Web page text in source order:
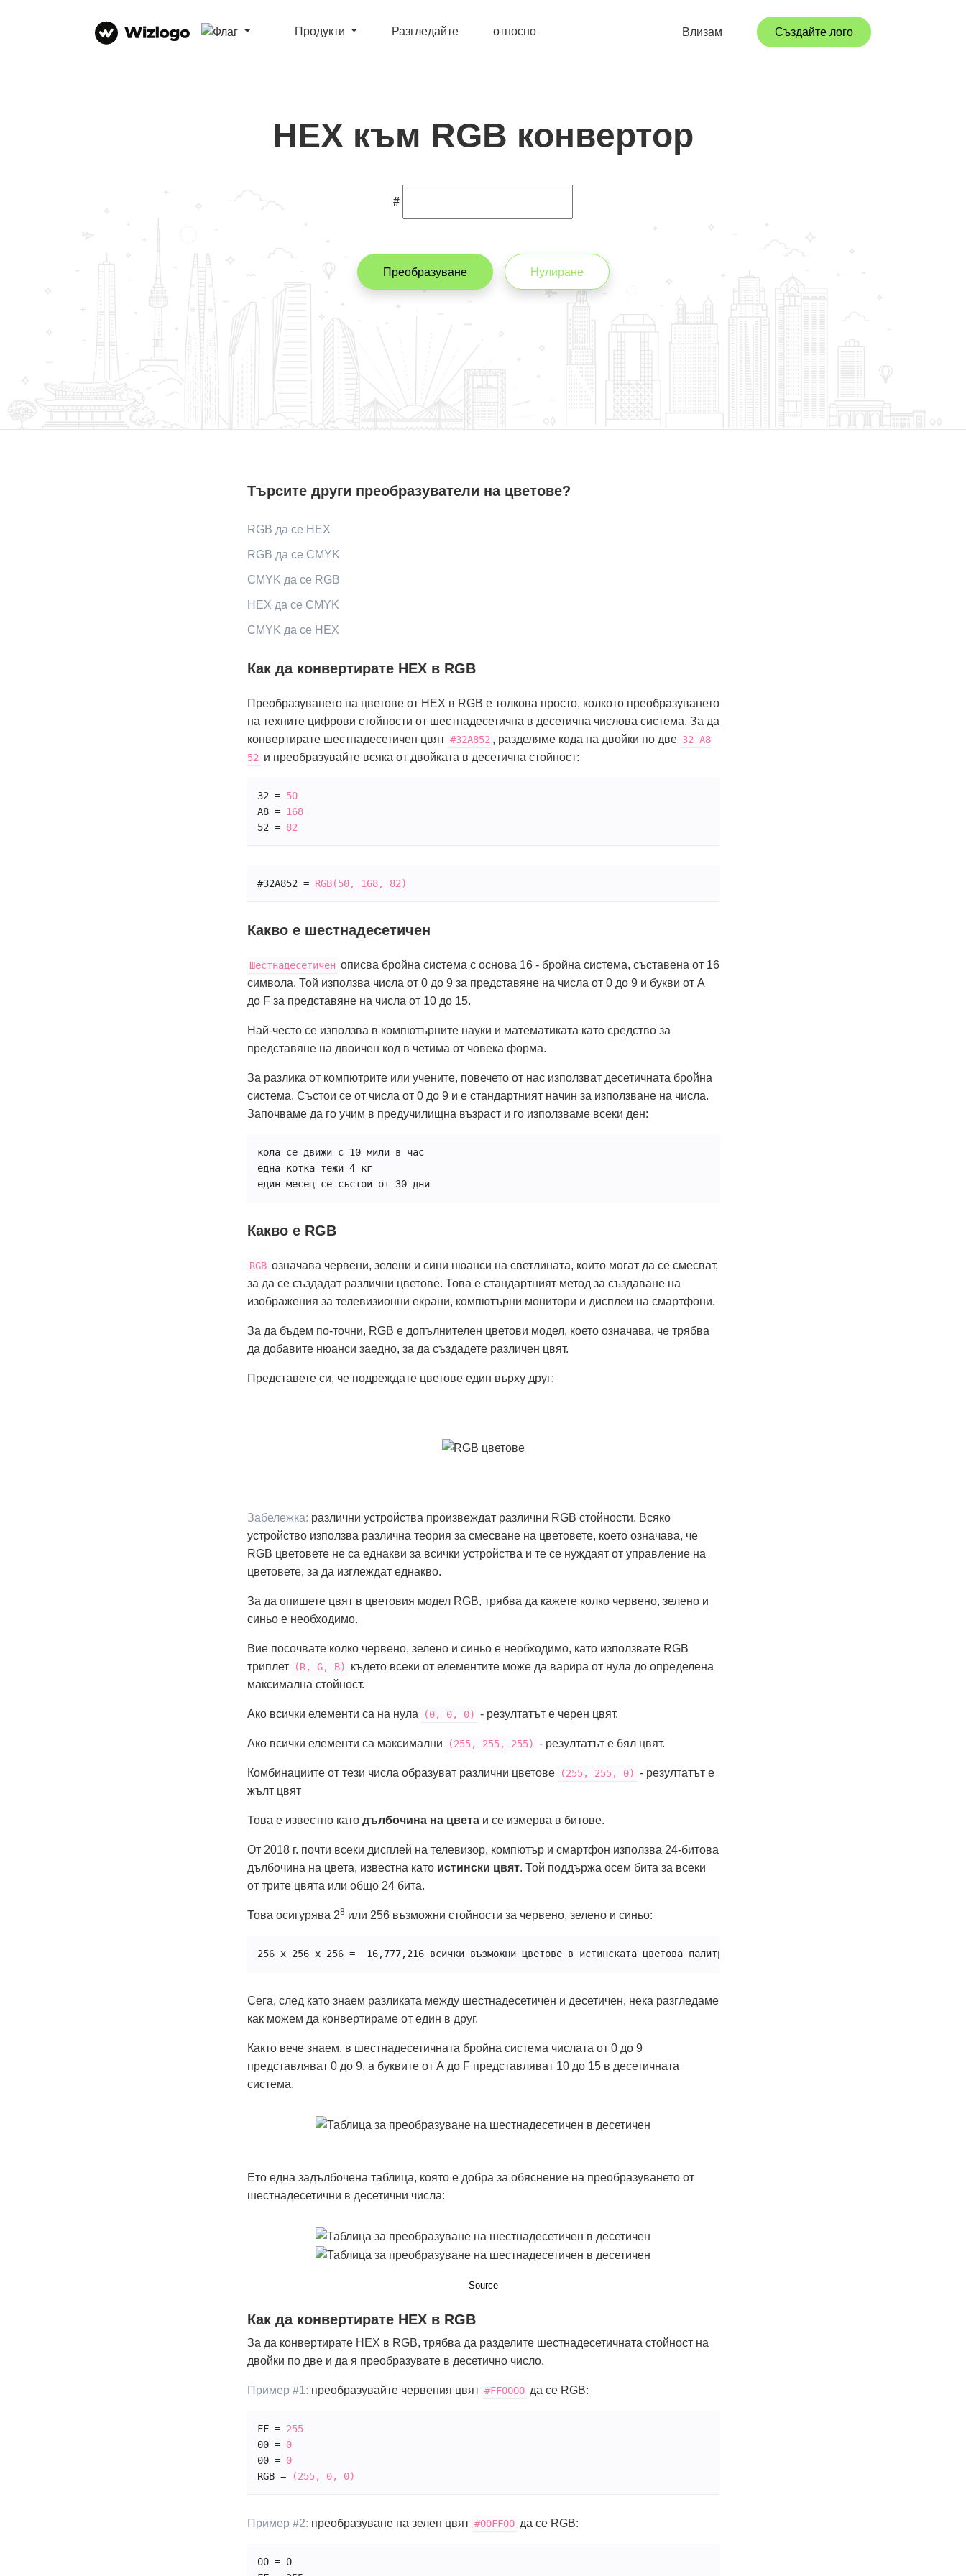
Продукти Разгледайте относно Влизам Създайте лого
HEX към RGB конвертор
#
Преобразуване Нулиране
Търсите други преобразуватели на цветове?
RGB да се HEX
RGB да се CMYK
CMYK да се RGB
HEX да се CMYK
CMYK да се HEX
Как да конвертирате HEX в RGB
Преобразуването на цветове от HEX в RGB е толкова просто, колкото преобразуването
на техните цифрови стойности от шестнадесетична в десетична числова система. За да
конвертирате шестнадесетичен цвят #32A852 , разделяме кода на двойки по две 32 A8
52 и преобразувайте всяка от двойката в десетична стойност:
32 = 50
A8 = 168
52 = 82
#32A852 = RGB(50, 168, 82)
Какво е шестнадесетичен
Шестнадесетичен описва бройна система с основа 16 - бройна система, съставена от 16
символа. Той използва числа от 0 до 9 за представяне на числа от 0 до 9 и букви от A
до F за представяне на числа от 10 до 15.
Най-често се използва в компютърните науки и математиката като средство за
представяне на двоичен код в четима от човека форма.
За разлика от компютрите или учените, повечето от нас използват десетичната бройна
система. Състои се от числа от 0 до 9 и е стандартният начин за използване на числа.
Започваме да го учим в предучилищна възраст и го използваме всеки ден:
кола се движи с 10 мили в час
една котка тежи 4 кг
един месец се състои от 30 дни
Какво е RGB
RGB означава червени, зелени и сини нюанси на светлината, които могат да се смесват,
за да се създадат различни цветове. Това е стандартният метод за създаване на
изображения за телевизионни екрани, компютърни монитори и дисплеи на смартфони.
За да бъдем по-точни, RGB е допълнителен цветови модел, което означава, че трябва
да добавите нюанси заедно, за да създадете различен цвят.
Представете си, че подреждате цветове един върху друг:
Забележка: различни устройства произвеждат различни RGB стойности. Всяко
устройство използва различна теория за смесване на цветовете, което означава, че
RGB цветовете не са еднакви за всички устройства и те се нуждаят от управление на
цветовете, за да изглеждат еднакво.
За да опишете цвят в цветовия модел RGB, трябва да кажете колко червено, зелено и
синьо е необходимо.
Вие посочвате колко червено, зелено и синьо е необходимо, като използвате RGB
триплет
(R, G, B)
където всеки от елементите може да варира от нула до определена
максимална стойност.
Ако всички елементи са на нула (0, 0, 0) - резултатът е черен цвят.
Ако всички елементи са максимални (255, 255, 255) - резултатът е бял цвят.
Комбинациите от тези числа образуват различни цветове (255, 255, 0) - резултатът е
жълт цвят
Това е известно като дълбочина на цветаи се измерва в битове.
От 2018 г. почти всеки дисплей на телевизор, компютър и смартфон използва 24-битова
дълбочина на цвета, известна като истински цвят. Той поддържа осем бита за всеки
от трите цвята или общо 24 бита.
Това осигурява 28или 256 възможни стойности за червено, зелено и синьо:
256 x 256 x 256 =  16,777,216 всички възможни цветове в истинската цветова палитра
Сега, след като знаем разликата между шестнадесетичен и десетичен, нека разгледаме
как можем да конвертираме от един в друг.
Както вече знаем, в шестнадесетичната бройна система числата от 0 до 9
представляват 0 до 9, а буквите от А до F представляват 10 до 15 в десетичната
система.
Ето една задълбочена таблица, която е добра за обяснение на преобразуването от
шестнадесетични в десетични числа:
Source
Как да конвертирате HEX в RGB
За да конвертирате HEX в RGB, трябва да разделите шестнадесетичната стойност на
двойки по две и да я преобразувате в десетично число.
Пример #1: преобразувайте червения цвят #FF0000 да се RGB:
FF = 255
00 = 0
00 = 0
RGB =
(255, 0, 0)
Пример #2: преобразуване на зелен цвят #00FF00 да се RGB:
00 = 0